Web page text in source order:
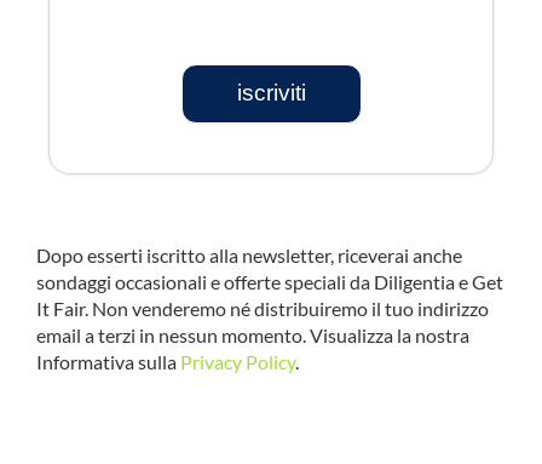
iscriviti
Dopo esserti iscritto alla newsletter, riceverai anche
sondaggi occasionali e offerte speciali da Diligentia e Get
It Fair. Non venderemo né distribuiremo il tuo indirizzo
email a terzi in nessun momento. Visualizza la nostra
Informativa sulla Privacy Policy.